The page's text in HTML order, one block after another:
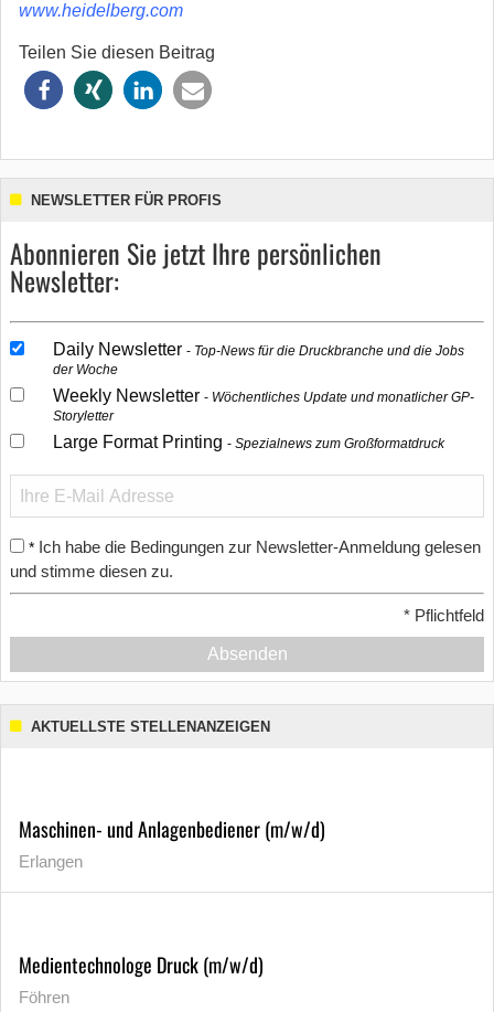
www.heidelberg.com
Teilen Sie diesen Beitrag
NEWSLETTER FÜR PROFIS
Abonnieren Sie jetzt Ihre persönlichen
Newsletter:
Daily Newsletter
Top-News für die Druckbranche und die Jobs
der Woche
Weekly Newsletter
Wöchentliches Update und monatlicher GP-
Storyletter
Large Format Printing Spezialnews zum Großformatdruck
* Ich habe die Bedingungen zur Newsletter-Anmeldung gelesen
und stimme diesen zu.
* Pflichtfeld
Absenden
AKTUELLSTE STELLENANZEIGEN
Maschinen- und Anlagenbediener (m/w/d)
Erlangen
Medientechnologe Druck (m/w/d)
Föhren